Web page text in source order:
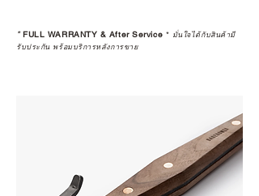
*FULL WARRANTY & After Service * มั่นใจได้กับสินค้ามี
รับประกัน พร้อมบริการหลังการขาย